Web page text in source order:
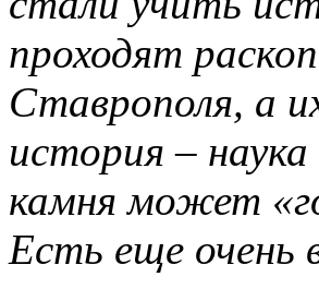
проходят
Ставрополя, а
история –
камня может
Есть еще очень